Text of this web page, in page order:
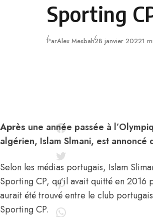
Sporting
ParAlex MesbahPublié
28 janvier 20221
Après une année passée à
algérien, Islam Slmani, est annoncé
Selon les médias portugais, Islam
Sporting CP, qu’il avait quitté en
aurait été trouvé entre le club
Sporting CP.